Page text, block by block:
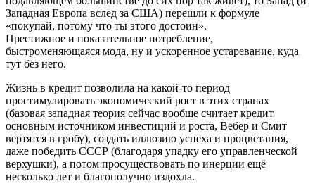
Западная Европа вслед за США) перешли к формуле
«покупай, потому что ты этого достоин».
Престижное и показательное потребление,
быстроменяющаяся мода, ну и ускоренное устаревание, куда
тут без него.
Жизнь в кредит позволила на какой-то период
простимулировать экономический рост в этих странах
(базовая западная теория сейчас вообще считает кредит
основным источником инвестиций и роста, Вебер и Смит
вертятся в гробу), создать иллюзию успеха и процветания,
даже победить СССР (благодаря упадку его управленческой
верхушки), а потом просуществовать по инерции ещё
несколько лет и благополучно издохла.